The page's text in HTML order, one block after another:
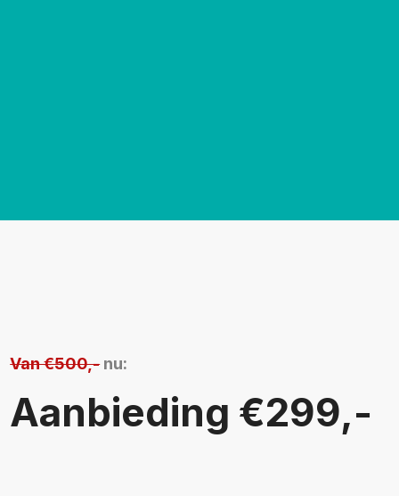
Van €500,-nu:
Aanbieding €299,-